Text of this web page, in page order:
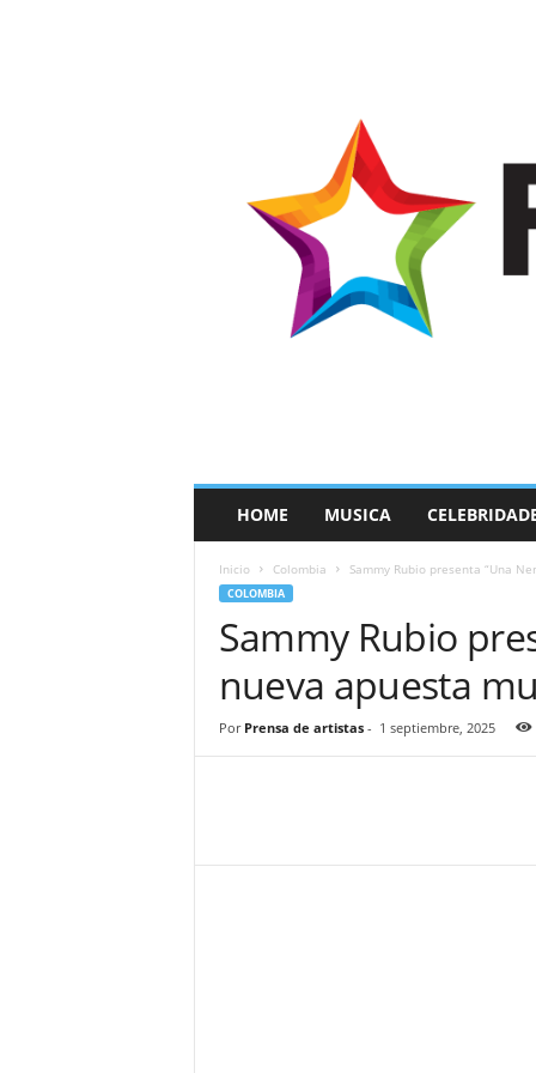
a
HOME MUSICA
Inicio Colombia Sammy Rubio presenta “Una
COLOMBIA
Sammy Rubio
nueva apuesta
Por Prensa de artistas- 1 septiembre, 2025